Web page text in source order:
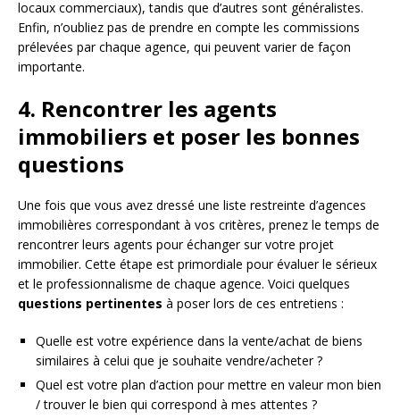
locaux commerciaux), tandis que d’autres sont généralistes.
Enfin, n’oubliez pas de prendre en compte les commissions
prélevées par chaque agence, qui peuvent varier de façon
importante.
4. Rencontrer les agents
immobiliers et poser les bonnes
questions
Une fois que vous avez dressé une liste restreinte d’agences
immobilières correspondant à vos critères, prenez le temps de
rencontrer leurs agents pour échanger sur votre projet
immobilier. Cette étape est primordiale pour évaluer le sérieux
et le professionnalisme de chaque agence. Voici quelques
questions pertinentes à poser lors de ces entretiens :
Quelle est votre expérience dans la vente/achat de biens
similaires à celui que je souhaite vendre/acheter ?
Quel est votre plan d’action pour mettre en valeur mon bien
/ trouver le bien qui correspond à mes attentes ?